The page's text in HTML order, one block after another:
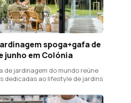
spoga+gafa de
junho em Colónia
de jardinagem do mundo reúne
dedicadas ao lifestyle de jardins